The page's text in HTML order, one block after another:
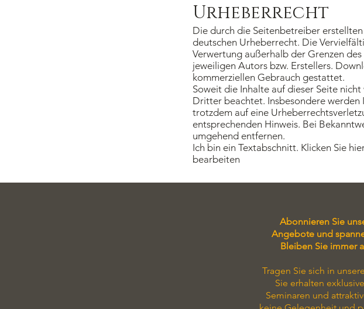
Urheberrecht
Die durch die Seitenbetreiber
deutschen Urheberrecht. Die
Verwertung außerhalb der Grenzen
jeweiligen Autors bzw. Erstellers.
kommerziellen Gebrauch gestattet.
Soweit die Inhalte auf dieser Seite
Dritter beachtet. Insbesondere werden
trotzdem auf eine
entsprechenden Hinweis. Bei
umgehend entfernen.
Ich bin ein Textabschnitt. Klicken Sie
bearbeiten
.
Abonnieren Sie
Angebote und
Bleiben Sie immer
Tragen Sie sich in
Sie erhalten
Seminaren und